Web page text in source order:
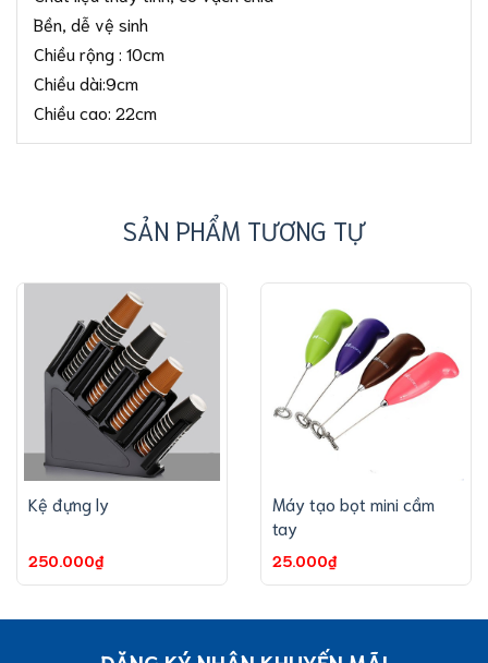
Bền, dễ vệ sinh
Chiều rộng : 10cm
Chiều dài:9cm
Chiều cao: 22cm
SẢN PHẨM TƯƠNG TỰ
Kệ đựng ly
250.000₫
Máy tạo bọt mini cầm
tay
25.000₫